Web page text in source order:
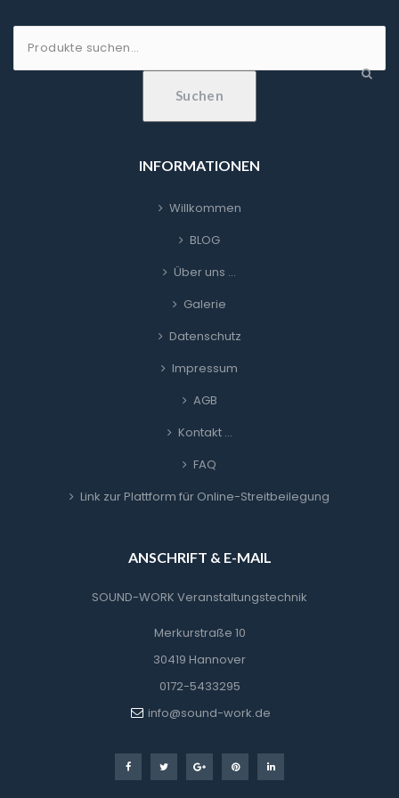
Suchen
INFORMATIONEN
Willkommen
BLOG
Über uns …
Galerie
Datenschutz
Impressum
AGB
Kontakt …
FAQ
Link zur Plattform für Online-Streitbeilegung
ANSCHRIFT & E-MAIL
SOUND-WORK Veranstaltungstechnik
Merkurstraße 10
30419 Hannover
0172-5433295
info@sound-work.de